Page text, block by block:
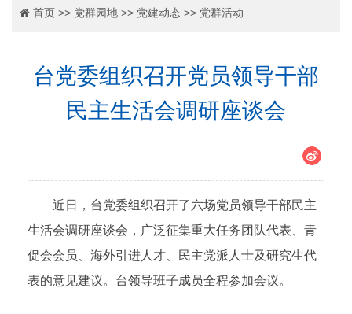
首页 >> 党群园地 >> 党建动态 >> 党群活动
台党委组织召开党员领导干部
民主生活会调研座谈会
近日，台党委组织召开了六场党员领导干部民主
生活会调研座谈会，广泛征集重大任务团队代表、青
促会会员、海外引进人才、民主党派人士及研究生代
表的意见建议。台领导班子成员全程参加会议。